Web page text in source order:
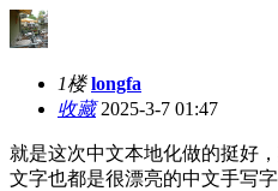
1楼 longfa
收藏2025-3-7 01:47
就是这次中文本地化做的挺好
文字也都是很漂亮的中文手写